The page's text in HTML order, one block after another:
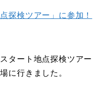
探検ツアー」に参加！
タート地点探検ツアー
に行きました。